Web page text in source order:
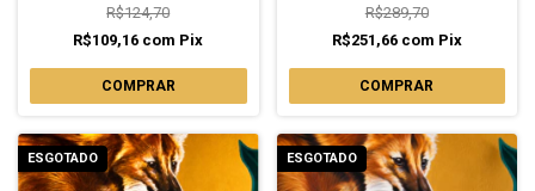
R$124,70
R$109,16 com Pix
COMPRAR
R$289,70
R$251,66 com Pix
COMPRAR
ESGOTADO ESGOTADO